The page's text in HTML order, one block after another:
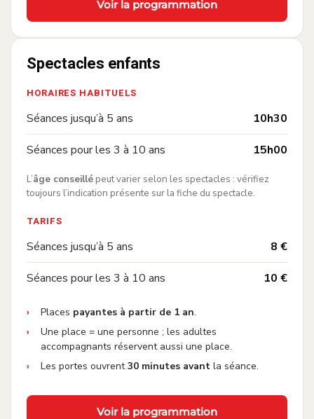
Voir la programmation
Spectacles enfants
HORAIRES HABITUELS
Séances jusqu’à 5 ans —
10h30
Séances pour les 3 à 10 ans —
15h00
L’âge conseillé peut varier selon les spectacles : vérifiez
toujours l’indication présente sur la fiche du spectacle.
TARIFS
Séances jusqu’à 5 ans —
8 €
Séances pour les 3 à 10 ans —
10 €
Places payantes à partir de 1 an.
Une place = une personne ; les adultes
accompagnants réservent aussi une place.
Les portes ouvrent30 minutes avant la séance.
Voir la programmation